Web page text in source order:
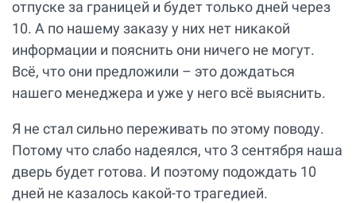
отпуске за границей и будет только дней через
10. А по нашему заказу у них нет никакой
информации и пояснить они ничего не могут.
Всё, что они предложили – это дождаться
нашего менеджера и уже у него всё выяснить.
Я не стал сильно переживать по этому поводу.
Потому что слабо надеялся, что 3 сентября наша
дверь будет готова. И поэтому подождать 10
дней не казалось какой-то трагедией.